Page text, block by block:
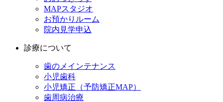
MAPスタジオ
お預かりルーム
院内見学申込
診療について
歯のメインテナンス
小児歯科
小児矯正（予防矯正MAP）
歯周病治療